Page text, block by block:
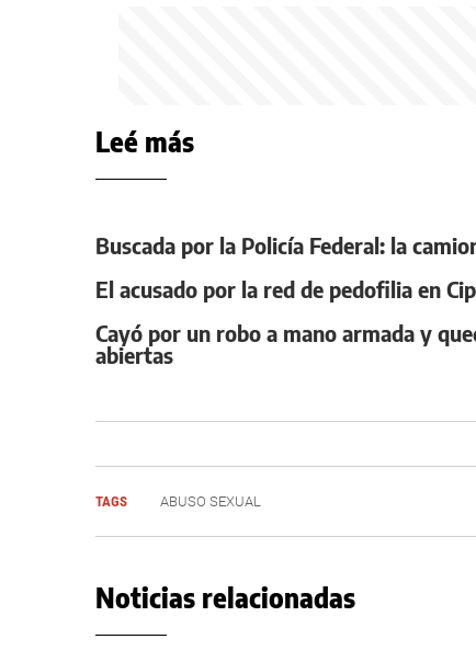
Leé más
Buscada por la Policía Federal: la
El acusado por la red de pedofilia en
Cayó por un robo a mano armada y
abiertas
TAGS ABUSO SEXUAL
Noticias relacionadas